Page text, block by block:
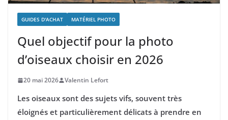
GUIDES D'ACHAT MATÉRIEL PHOTO
Quel objectif pour la photo
d’oiseaux choisir en 2026
20 mai 2026 Valentin Lefort
Les oiseaux sont des sujets vifs, souvent très
éloignés et particulièrement délicats à prendre en